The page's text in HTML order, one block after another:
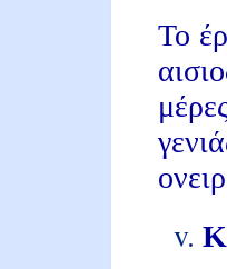
Το